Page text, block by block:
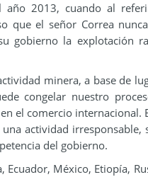
2013, cuando al
que el señor Correa
gobierno la explotación
minera, a base de
congelar nuestro
el comercio internacional.
actividad
del gobierno.
México, Etiopía,